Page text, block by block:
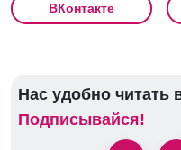
ВКонтакте
Нас удобно читать
Подписывайся!